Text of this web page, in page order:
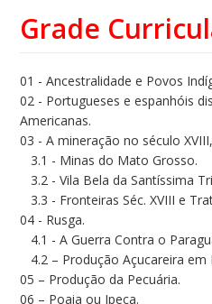
Grade
01 - Ancestralidade e Povos
02 - Portugueses e espanhóis
Americanas.
03 - A mineração no século
3.1 - Minas do Mato Grosso.
3.2 - Vila Bela da Santíssima
3.3 - Fronteiras Séc. XVIII e
04 - Rusga.
4.1 - A Guerra Contra o
4.2 – Produção Açucareira em
05 – Produção da Pecuária.
06 – Poaia ou Ipeca.